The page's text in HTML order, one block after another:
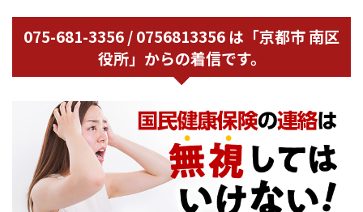
075-681-3356 / 0756813356 は「京都市 南区
役所」からの着信です。